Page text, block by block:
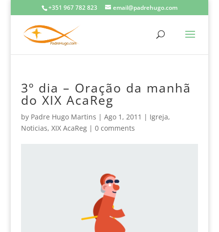
+351 967 782 823 email@padrehugo.com
3º dia – Oração da manhã
do XIX AcaReg
by Padre Hugo Martins | Ago 1, 2011 | Igreja,
Noticias, XIX AcaReg| 0 comments